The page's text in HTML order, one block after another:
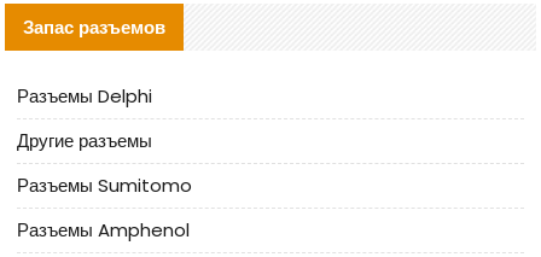
Запас разъемов
Разъемы Delphi
Другие разъемы
Разъемы Sumitomo
Разъемы Amphenol